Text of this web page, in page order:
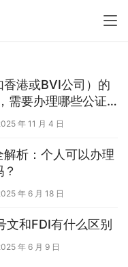
港或BVI公司）的
需要办理哪些公证
年 11 月 4 日
析：个人可以办理
年 6 月 18 日
文和FDI有什么区别
年 6 月 9 日